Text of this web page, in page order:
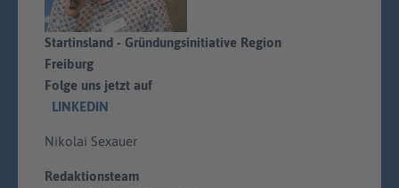
Startinsland - Gründungsinitiative Region
Freiburg
Folge uns jetzt auf
LINKEDIN
Nikolai Sexauer
Redaktionsteam